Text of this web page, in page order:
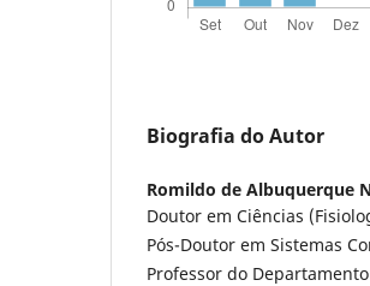
Biografia do Autor
Romildo de Albuquerque
Doutor em Ciências
Pós-Doutor em Sistemas
Professor do